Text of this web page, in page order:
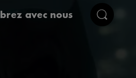
avec nous